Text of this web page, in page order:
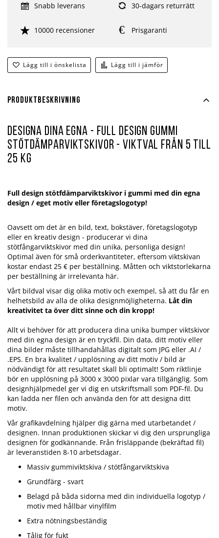
Lägg till i önskelista Lägg till i jämför
Snabb leverans 30-dagars returrätt
10000 recensioner Prisgaranti
Produktbeskrivning
DESIGNA DINA EGNA - FULL DESIGN GUMMI
STÖTDÄMPARVIKTSKIVOR - VIKTVAL FRÅN 5 TILL
25 KG
Full design stötfdämparviktskivor i gummi med din egna
design / eget motiv eller företagslogotyp!
Oavsett om det är en bild, text, bokstäver, företagslogotyp
eller en kreativ design - producerar vi dina
stötfångarviktskivor med din unika, personliga design!
Optimal även för små orderkvantiteter, eftersom viktskivan
kostar endast 25 € per beställning. Måtten och viktstorlekarna
per beställning är irrelevanta här.
Vårt bildval visar dig olika motiv och exempel, så att du får en
helhetsbild av alla de olika designmöjligheterna. Låt din
kreativitet ta över ditt sinne och din kropp!
Allt vi behöver för att producera dina unika bumper viktskivor
med din egna design är en tryckfil. Din data, ditt motiv eller
dina bilder måste tillhandahållas digitalt som JPG eller .AI /
.EPS. En bra kvalitet / upplösning av ditt motiv / bild är
nödvändigt för att resultatet skall bli optimalt! Som riktlinje
bör en upplösning på 3000 x 3000 pixlar vara tillgänglig. Som
designhjälpmedel ger vi dig en utskriftsmall som PDF-fil. Du
kan ladda ner filen och använda den för att designa ditt
motiv.
Vår grafikavdelning hjälper dig gärna med utarbetandet /
designen. Innan produktionen skickar vi dig den ursprungliga
designen för godkännande. Från frisläppande (bekräftad fil)
är leveranstiden 8-10 arbetsdagar.
Massiv gummiviktskiva / stötfångarviktskiva
Grundfärg - svart
Belagd på båda sidorna med din individuella logotyp /
motiv med hållbar vinylfilm
Extra nötningsbeständig
Tålig för fukt